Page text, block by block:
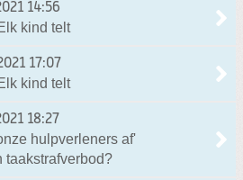
14:56
kind telt
17:07
kind telt
18:27
hulpverleners af'
taakstrafverbod?